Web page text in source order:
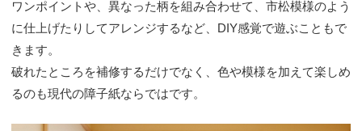
ワンポイントや、異なった柄を組み合わせて、市松模様のよう
に仕上げたりしてアレンジするなど、DIY感覚で遊ぶこともで
きます。
破れたところを補修するだけでなく、色や模様を加えて楽しめ
るのも現代の障子紙ならではです。